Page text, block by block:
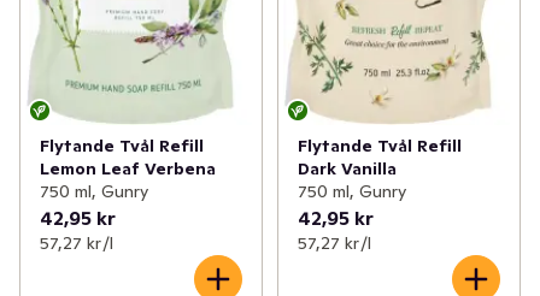
Flytande Tvål Refill
Lemon Leaf Verbena
750 ml, Gunry
42,95 kr
57,27 kr /l
Flytande Tvål Refill
Dark Vanilla
750 ml, Gunry
42,95 kr
57,27 kr /l